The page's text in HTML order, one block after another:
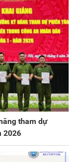
tham dự
2026